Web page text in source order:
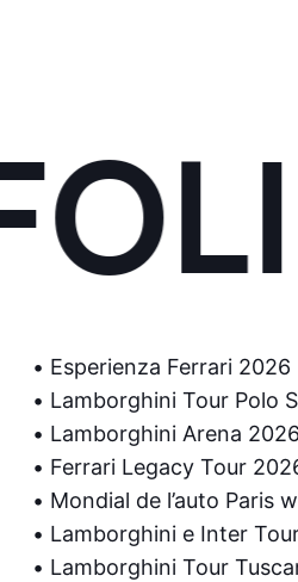
Esperienza Ferrari 2026
Lamborghini Tour Polo
Lamborghini Arena 2026
Ferrari Legacy Tour
Mondial de l’auto Paris
Lamborghini e Inter
Lamborghini Tour